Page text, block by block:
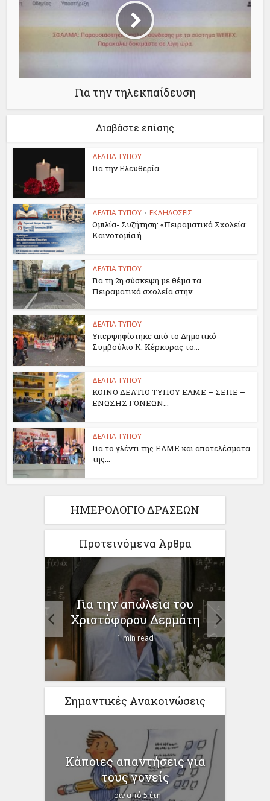
Για την τηλεκπαίδευση
Διαβάστε επίσης
ΔΕΛΤΙΑ ΤΥΠΟΥ
Για την Ελευθερία
ΔΕΛΤΙΑ ΤΥΠΟΥ • ΕΚΔΗΛΩΣΕΙΣ
Ομιλία- Συζήτηση: «Πειραματικά Σχολεία:
Καινοτομία ή...
ΔΕΛΤΙΑ ΤΥΠΟΥ
Για τη 2η σύσκεψη με θέμα τα
Πειραματικά σχολεία στην...
ΔΕΛΤΙΑ ΤΥΠΟΥ
Υπερψηφίστηκε από το Δημοτικό
Συμβούλιο Κ. Κέρκυρας το...
ΔΕΛΤΙΑ ΤΥΠΟΥ
ΚΟΙΝΟ ΔΕΛΤΙΟ ΤΥΠΟΥ ΕΛΜΕ – ΣΕΠΕ –
ΕΝΩΣΗΣ ΓΟΝΕΩΝ...
ΔΕΛΤΙΑ ΤΥΠΟΥ
Για το γλέντι της ΕΛΜΕ και αποτελέσματα
της...
ΗΜΕΡΟΛΟΓΙΟ ΔΡΑΣΕΩΝ
Προτεινόμενα Άρθρα
Για την απώλεια του
Χριστόφορου Δερμάτη
1 min read
Σημαντικές Ανακοινώσεις
Κάποιες απαντήσεις για
τους γονείς
Πριν από 5 έτη